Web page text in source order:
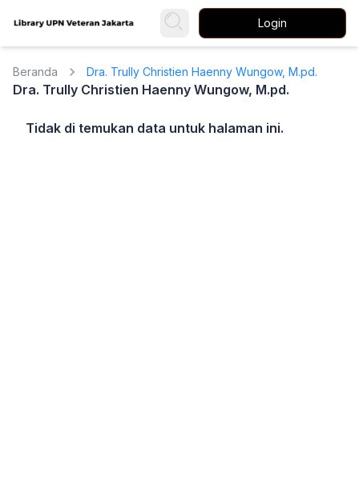
Login
Beranda Dra. Trully Christien Haenny Wungow, M.pd.
Dra. Trully Christien Haenny Wungow, M.pd.
Tidak di temukan data untuk halaman ini.